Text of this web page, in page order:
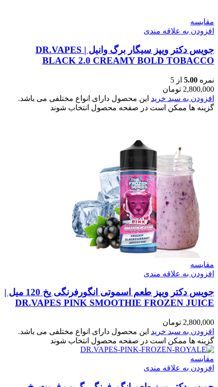
مقایسه
افزودن به علاقه مندی
جویس دکتر ویپز سیگار برگ وانیل | DR.VAPES
BLACK 2.0 CREAMY BOLD TOBACCO
نمره 5.00 از 5
2,800,000 تومان
افزودن به سبد خرید این محصول دارای انواع مختلفی می باشد.
گزینه ها ممکن است در صفحه محصول انتخاب شوند
مقایسه
افزودن به علاقه مندی
جویس دکتر ویپز طعم اسموتی انگورفرنگی یخ 120 میل |
DR.VAPES PINK SMOOTHIE FROZEN JUICE
2,800,000 تومان
افزودن به سبد خرید این محصول دارای انواع مختلفی می باشد.
گزینه ها ممکن است در صفحه محصول انتخاب شوند
مقایسه
افزودن به علاقه مندی